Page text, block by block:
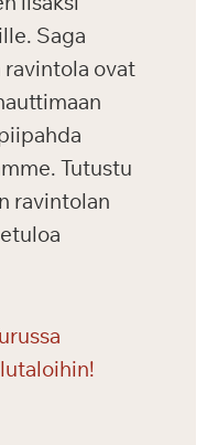
Saga
ravintola ovat
Tutustu
ravintolan